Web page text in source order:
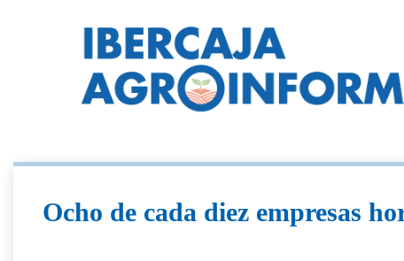
Ocho de cada diez empresas